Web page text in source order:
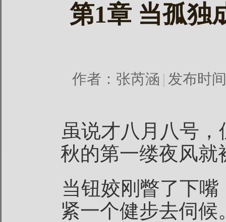
第1章 当孤独
作者： 张芮涵 | 发布时
虽说才八月八号
秋的第一缕夜风就
当钮姣刚瞥了下
紧一个健步去伺